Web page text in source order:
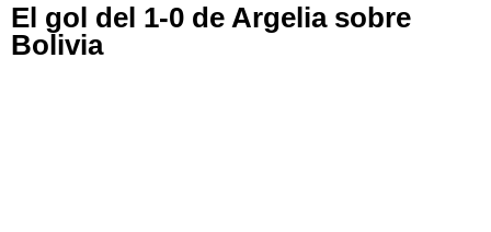
El gol del 1-0 de Argelia sobre
Bolivia